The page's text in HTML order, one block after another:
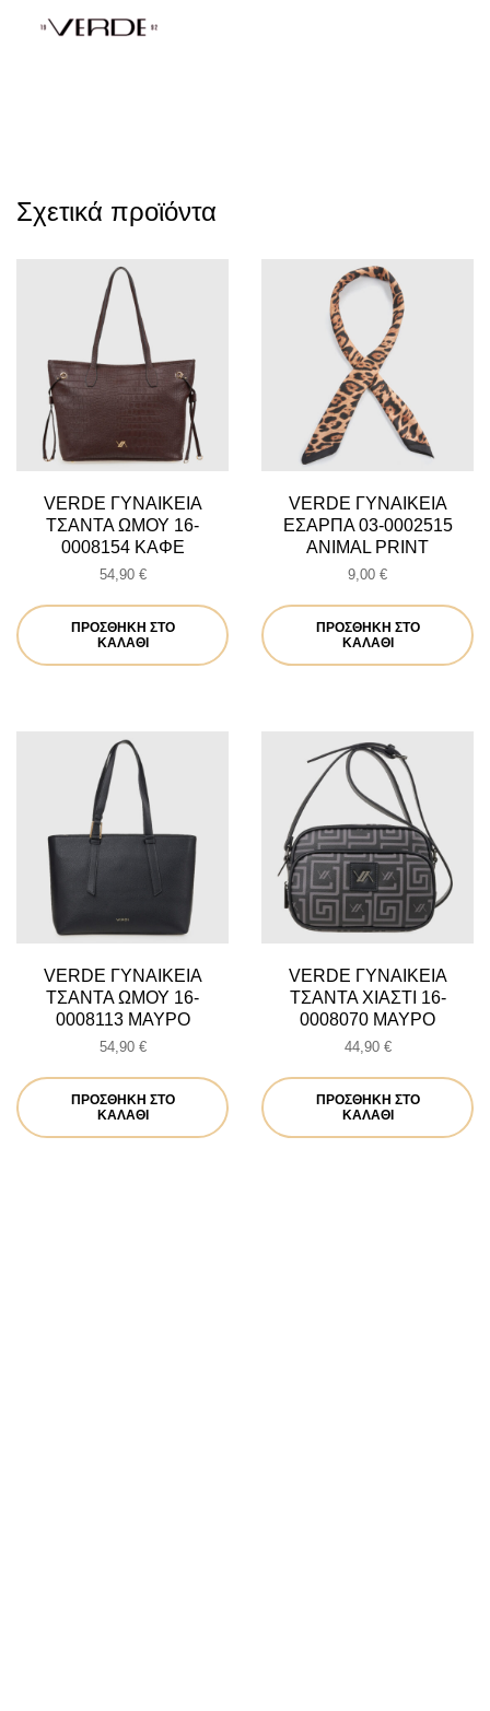
Σχετικά προϊόντα
VERDE ΓΥΝΑΙΚΕΙΑ
ΤΣΑΝΤΑ ΩΜΟΥ 16-
0008154 ΚΑΦΕ
54,90 €
ΠΡΟΣΘΉΚΗ ΣΤΟ
ΚΑΛΆΘΙ
VERDE ΓΥΝΑΙΚΕΙΑ
ΕΣΑΡΠΑ 03-0002515
ANIMAL PRINT
9,00 €
ΠΡΟΣΘΉΚΗ ΣΤΟ
ΚΑΛΆΘΙ
VERDE ΓΥΝΑΙΚΕΙΑ
ΤΣΑΝΤΑ ΩΜΟΥ 16-
0008113 ΜΑΥΡΟ
54,90 €
ΠΡΟΣΘΉΚΗ ΣΤΟ
ΚΑΛΆΘΙ
VERDE ΓΥΝΑΙΚΕΙΑ
ΤΣΑΝΤΑ ΧΙΑΣΤΙ 16-
0008070 ΜΑΥΡΟ
44,90 €
ΠΡΟΣΘΉΚΗ ΣΤΟ
ΚΑΛΆΘΙ